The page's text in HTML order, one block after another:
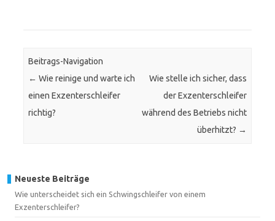
Beitrags-Navigation
← Wie reinige und warte ich
einen Exzenterschleifer
richtig?
Wie stelle ich sicher, dass
der Exzenterschleifer
während des Betriebs nicht
überhitzt? →
Neueste Beiträge
Wie unterscheidet sich ein Schwingschleifer von einem
Exzenterschleifer?